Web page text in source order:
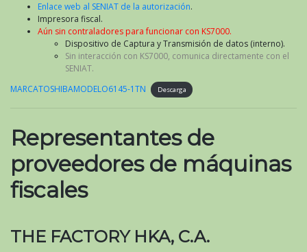
Enlace web al SENIAT de la autorización.
Impresora fiscal.
Aún sin contraladores para funcionar con KS7000.
Dispositivo de Captura y Transmisión de datos (interno).
Sin interacción con KS7000, comunica directamente con el
SENIAT.
MARCATOSHIBAMODELO6145-1TN
Descarga
Representantes de
proveedores de máquinas
fiscales
THE FACTORY HKA, C.A.